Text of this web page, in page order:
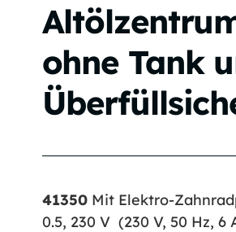
ohne Tank
41350Mit Elektro-
0.5, 230 V (230 V, 50 Hz,